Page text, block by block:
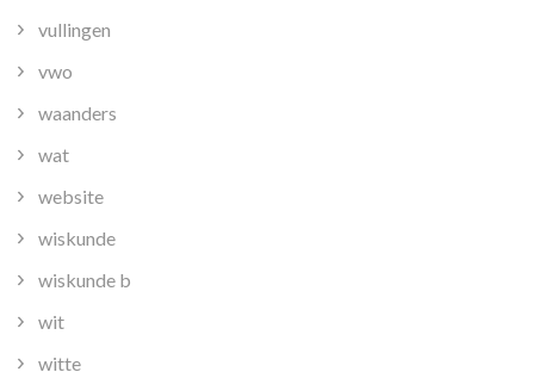
vullingen
vwo
waanders
wat
website
wiskunde
wiskunde b
wit
witte